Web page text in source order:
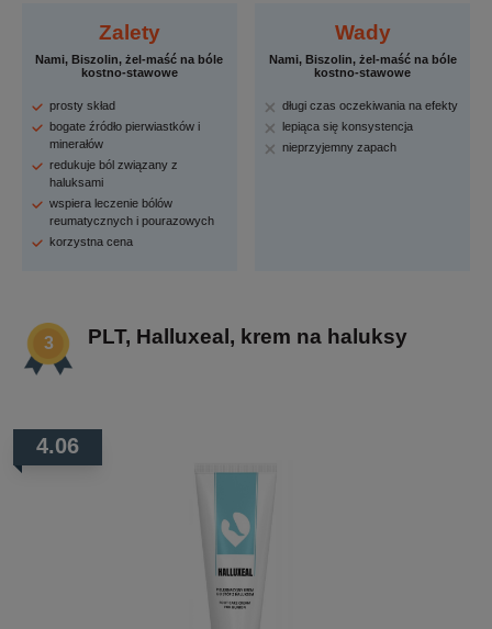
Zalety
Nami, Biszolin, żel-maść na bóle
kostno-stawowe
prosty skład
bogate źródło pierwiastków i
minerałów
redukuje ból związany z
haluksami
wspiera leczenie bólów
reumatycznych i pourazowych
korzystna cena
Wady
Nami, Biszolin, żel-maść na bóle
kostno-stawowe
długi czas oczekiwania na efekty
lepiąca się konsystencja
nieprzyjemny zapach
PLT, Halluxeal, krem na haluksy
4.06